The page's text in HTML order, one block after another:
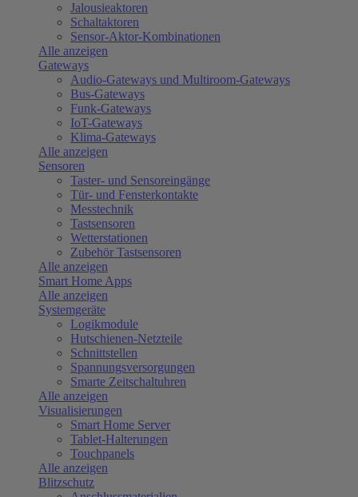
Jalousieaktoren
Schaltaktoren
Sensor-Aktor-Kombinationen
Alle anzeigen
Gateways
Audio-Gateways und Multiroom-Gateways
Bus-Gateways
Funk-Gateways
IoT-Gateways
Klima-Gateways
Alle anzeigen
Sensoren
Taster- und Sensoreingänge
Tür- und Fensterkontakte
Messtechnik
Tastsensoren
Wetterstationen
Zubehör Tastsensoren
Alle anzeigen
Smart Home Apps
Alle anzeigen
Systemgeräte
Logikmodule
Hutschienen-Netzteile
Schnittstellen
Spannungsversorgungen
Smarte Zeitschaltuhren
Alle anzeigen
Visualisierungen
Smart Home Server
Tablet-Halterungen
Touchpanels
Alle anzeigen
Blitzschutz